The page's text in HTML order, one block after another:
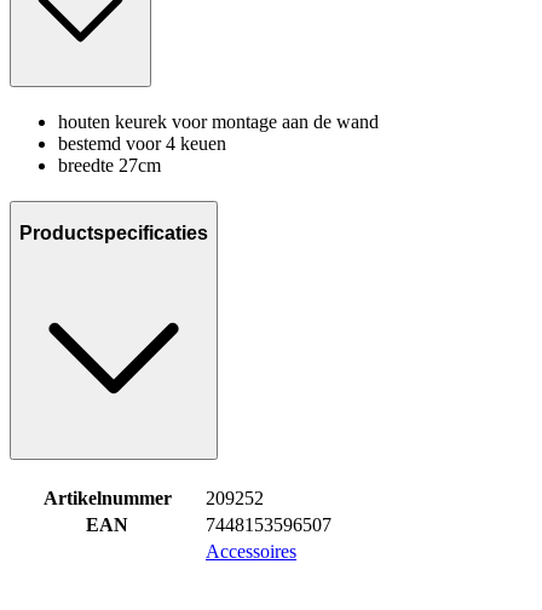
houten keurek voor montage aan de wand
bestemd voor 4 keuen
breedte 27cm
Productspecificaties
Artikelnummer
209252
EAN
7448153596507
Accessoires